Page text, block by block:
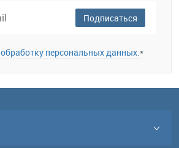
Подписаться
обработку персональных данных. *